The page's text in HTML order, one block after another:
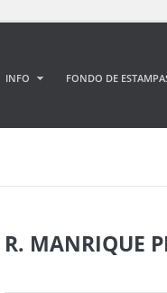
INFO FONDO DE
R. MANRIQUE